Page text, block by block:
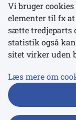
Links
Udgivelser
Vi bruger
elementer til fx
sætte tredjeparts
statistik også
sitet virker uden
Læs mere om